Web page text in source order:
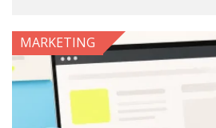
MARKETING